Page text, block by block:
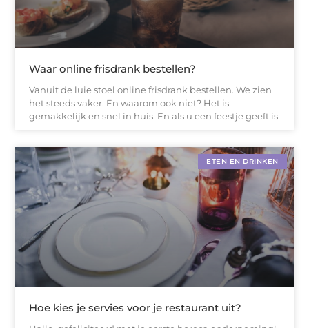
Waar online frisdrank bestellen?
Vanuit de luie stoel online frisdrank bestellen. We zien
het steeds vaker. En waarom ook niet? Het is
gemakkelijk en snel in huis. En als u een feestje geeft is
ETEN EN DRINKEN
Hoe kies je servies voor je restaurant uit?